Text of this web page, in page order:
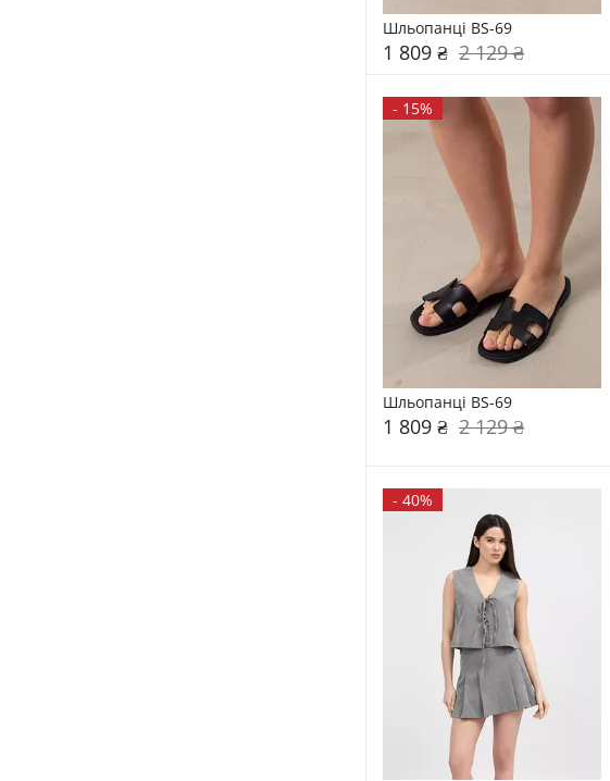
Шльопанці BS-69
1 809 ₴ 2 129 ₴
- 15%
Шльопанці BS-69
1 809 ₴ 2 129 ₴
- 40%